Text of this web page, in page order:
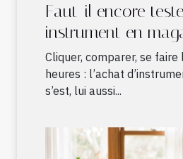
Faut-il encore
instrument en
du shopping en
Cliquer, comparer, se faire
heures : l’achat
s’est, lui aussi...